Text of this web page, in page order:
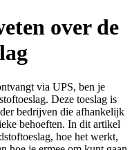
over de
via UPS, ben je
Deze toeslag is
bedrijven die afhankelijk
behoeften. In dit artikel
hoe het werkt,